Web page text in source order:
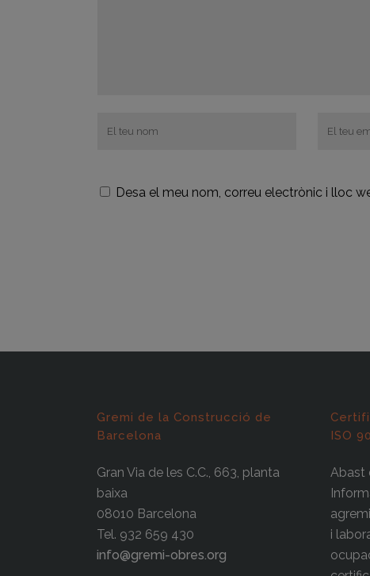
Desa el meu nom, correu electrònic i lloc
Gremi de la Construcció de
Barcelona
Gran Via de les C.C., 663, planta
baixa
08010 Barcelona
Tel. 932 659 430
info@gremi-obres.org
ISO
Abast
i